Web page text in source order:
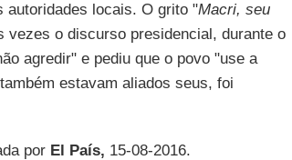
autoridades locais. O grito "Macri, seu
vezes o discurso presidencial, durante o
agredir" e pediu que o povo "use a
estavam aliados seus, foi
por El País, 15-08-2016.